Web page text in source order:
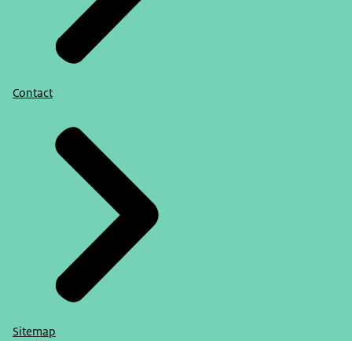
Contact
Sitemap